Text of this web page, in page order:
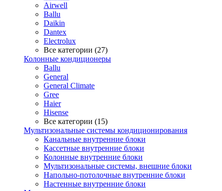
Airwell
Ballu
Daikin
Dantex
Electrolux
Все категории (27)
Колонные кондиционеры
Ballu
General
General Climate
Gree
Haier
Hisense
Все категории (15)
Мультизональные системы кондиционирования
Канальные внутренние блоки
Кассетные внутренние блоки
Колонные внутренние блоки
Мультизональные системы, внешние блоки
Напольно-потолочные внутренние блоки
Настенные внутренние блоки